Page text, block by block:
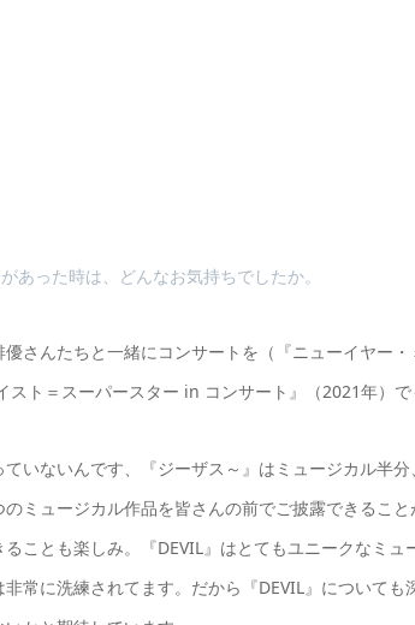
った時は、どんなお気持ちでしたか。
さんたちと一緒にコンサートを（『ニューイヤー・
ト＝スーパースター in コンサート』（2021年）で
いないんです、『ジーザス～』はミュージカル半
ミュージカル作品を皆さんの前でご披露できること
ことも楽しみ。『DEVIL』はとてもユニークなミュ
常に洗練されてます。だから『DEVIL』についても